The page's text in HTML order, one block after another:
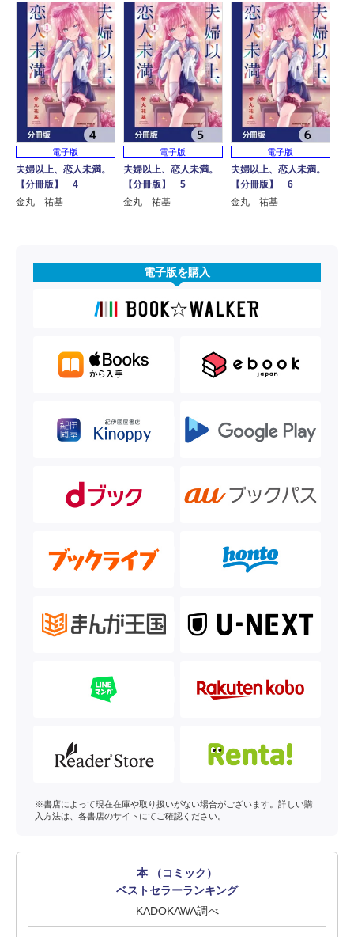
電子版
夫婦以上、恋人未満。
【分冊版】 4
金丸 祐基
電子版
夫婦以上、恋人未満。
【分冊版】 5
金丸 祐基
電子版
夫婦以上、恋人未満。
【分冊版】 6
金丸 祐基
電子版を購入
※書店によって現在在庫や取り扱いがない場合がございます。詳しい購
入方法は、各書店のサイトにてご確認ください。
本 （コミック）
ベストセラーランキング
KADOKAWA調べ